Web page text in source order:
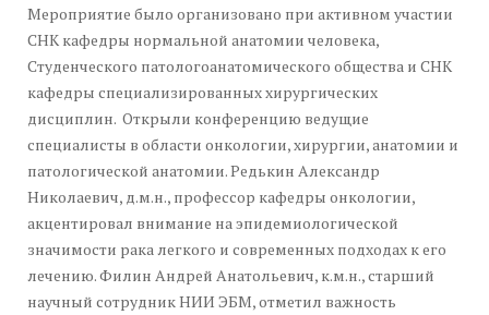
Мероприятие было организовано при активном участии
СНК кафедры нормальной анатомии человека,
Студенческого патологоанатомического общества и СНК
кафедры специализированных хирургических
дисциплин. Открыли конференцию ведущие
специалисты в области онкологии, хирургии, анатомии и
патологической анатомии. Редькин Александр
Николаевич, д.м.н., профессор кафедры онкологии,
акцентировал внимание на эпидемиологической
значимости рака легкого и современных подходах к его
лечению. Филин Андрей Анатольевич, к.м.н., старший
научный сотрудник НИИ ЭБМ, отметил важность